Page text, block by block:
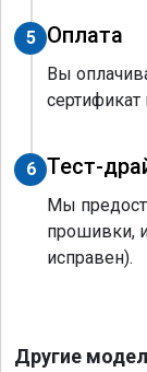
5 Оплата
Вы
6 Тест-
Мы
прошивки,
исправен).
Другие